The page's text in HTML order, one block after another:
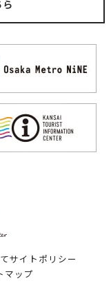
サイトポリシー
マップ